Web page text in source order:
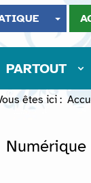
PARTOUT
êtes ici :
Numérique